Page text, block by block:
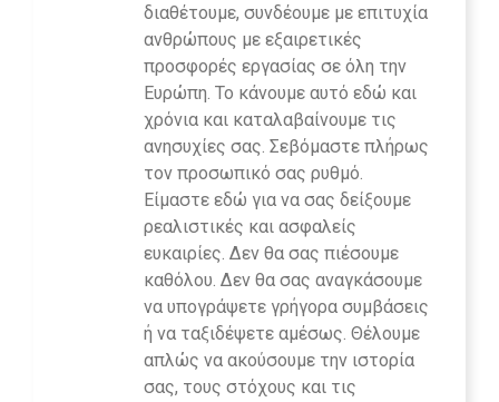
διαθέτουμε, συνδέουμε με επιτυχία
ανθρώπους με εξαιρετικές
προσφορές εργασίας σε όλη την
Ευρώπη. Το κάνουμε αυτό εδώ και
χρόνια και καταλαβαίνουμε τις
ανησυχίες σας. Σεβόμαστε πλήρως
τον προσωπικό σας ρυθμό.
Είμαστε εδώ για να σας δείξουμε
ρεαλιστικές και ασφαλείς
ευκαιρίες. Δεν θα σας πιέσουμε
καθόλου. Δεν θα σας αναγκάσουμε
να υπογράψετε γρήγορα συμβάσεις
ή να ταξιδέψετε αμέσως. Θέλουμε
απλώς να ακούσουμε την ιστορία
σας, τους στόχους και τις